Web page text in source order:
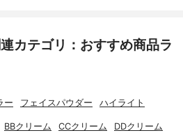
カテゴリ：おすすめ商品ラ
ー フェイスパウダー ハイライト
BBクリーム CCクリーム DDクリーム